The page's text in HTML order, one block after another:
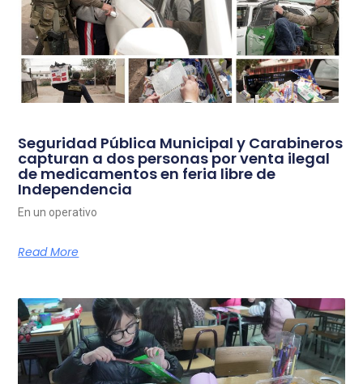
Seguridad Pública Municipal y Carabineros
capturan a dos personas por venta ilegal
de medicamentos en feria libre de
Independencia
En un operativo
Read More